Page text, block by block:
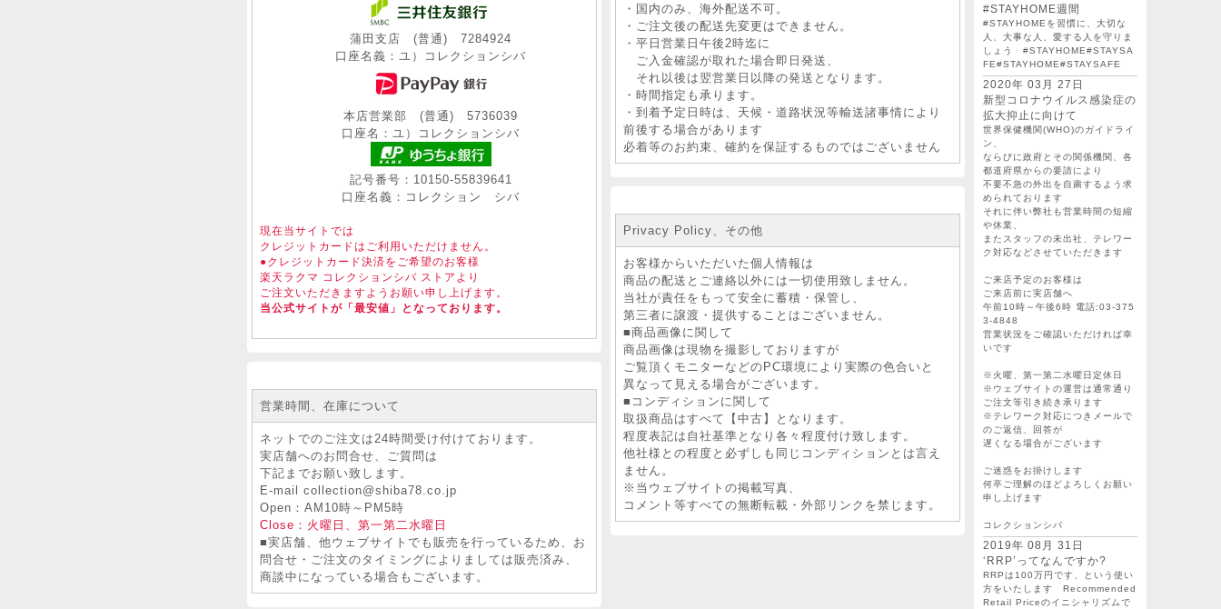
蒲田支店 (普通) 7284924
口座名義：ユ）コレクションシバ
本店営業部 (普通) 5736039
口座名：ユ）コレクションシバ
記号番号：10150-55839641
口座名義：コレクション シバ
現在当サイトでは
クレジットカードはご利用いただけません。
●クレジットカード決済をご希望のお客様
楽天ラクマ コレクションシバ ストアより
ご注文いただきますようお願い申し上げます。
当公式サイトが「最安値」となっております。
営業時間、在庫について
ネットでのご注文は24時間受け付けております。
実店舗へのお問合せ、ご質問は
下記までお願い致します。
E-mail collection@shiba78.co.jp
Open：AM10時～PM5時
Close：火曜日、第一第二水曜日
■実店舗、他ウェブサイトでも販売を行っているため、お
問合せ・ご注文のタイミングによりましては販売済み、
商談中になっている場合もございます。
・国内のみ、海外配送不可。
・ご注文後の配送先変更はできません。
・平日営業日午後2時迄に
ご入金確認が取れた場合即日発送、
それ以後は翌営業日以降の発送となります。
・時間指定も承ります。
・到着予定日時は、天候・道路状況等輸送諸事情により
前後する場合があります
必着等のお約束、確約を保証するものではございません
Privacy Policy、その他
お客様からいただいた個人情報は
商品の配送とご連絡以外には一切使用致しません。
当社が責任をもって安全に蓄積・保管し、
第三者に譲渡・提供することはございません。
■商品画像に関して
商品画像は現物を撮影しておりますが
ご覧頂くモニターなどのPC環境により実際の色合いと
異なって見える場合がございます。
■コンディションに関して
取扱商品はすべて【中古】となります。
程度表記は自社基準となり各々程度付け致します。
他社様との程度と必ずしも同じコンディションとは言え
ません。
※当ウェブサイトの掲載写真、
コメント等すべての無断転載・外部リンクを禁じます。
#STAYHOME週間
#STAYHOMEを習慣に、大切な
人、大事な人、愛する人を守りま
しょう #STAYHOME#STAYSA
FE#STAYHOME#STAYSAFE
2020年 03月 27日
新型コロナウイルス感染症の
拡大抑止に向けて
世界保健機関(WHO)のガイドライ
ン、
ならびに政府とその関係機関、各
都道府県からの要請により
不要不急の外出を自粛するよう求
められております
それに伴い弊社も営業時間の短縮
や休業、
またスタッフの未出社、テレワー
ク対応などさせていただきます
ご来店予定のお客様は
ご来店前に実店舗へ
午前10時～午後6時 電話:03-375
3-4848
営業状況をご確認いただければ幸
いです
※火曜、第一第二水曜日定休日
※ウェブサイトの運営は通常通り
ご注文等引き続き承ります
※テレワーク対応につきメールで
のご返信、回答が
遅くなる場合がございます
ご迷惑をお掛けします
何卒ご理解のほどよろしくお願い
申し上げます
コレクションシバ
2019年 08月 31日
‘RRP’ってなんですか?
RRPは100万円です、という使い
方をいたします Recommended
Retail Priceのイニシャリズムで